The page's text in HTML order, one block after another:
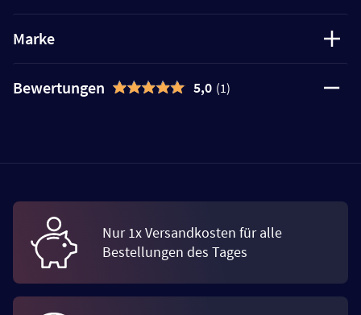
Marke
Bewertungen 5,0 (1)
Nur 1x Versandkosten für alle
Bestellungen des Tages